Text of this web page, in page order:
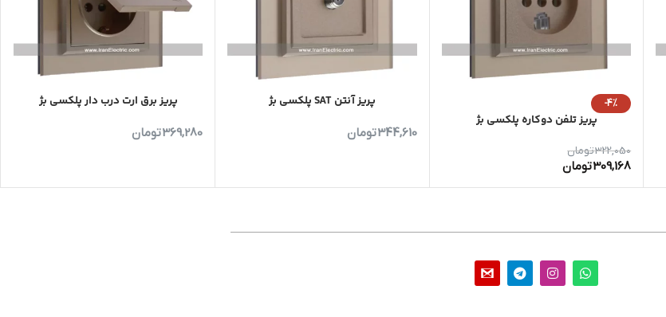
-4%
پریز تلفن دوکاره پلکسی بژ
322,050تومان
309,168تومان
پریز آنتن SAT پلکسی بژ
344,610تومان
پریز برق ارت درب دار پلکسی بژ
369,280تومان